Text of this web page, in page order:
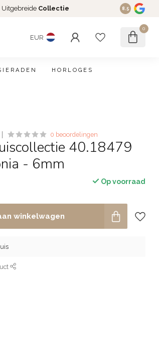
Uitgebreide Collectie 8.5
EUR
0
HORLOGES
0 beoordelingen
40.18479
- 6mm
Op voorraad
winkelwagen